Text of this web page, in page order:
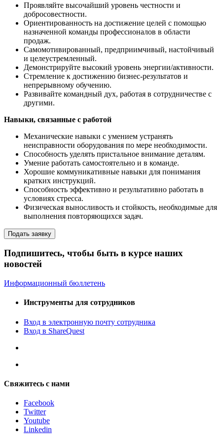
Проявляйте высочайший уровень честности и
добросовестности.
Ориентированность на достижение целей с помощью
назначенной команды профессионалов в области
продаж.
Самомотивированный, предприимчивый, настойчивый
и целеустремленный.
Демонстрируйте высокий уровень энергии/активности.
Стремление к достижению бизнес-результатов и
непрерывному обучению.
Развивайте командный дух, работая в сотрудничестве с
другими.
Навыки, связанные с работой
Механические навыки с умением устранять
неисправности оборудования по мере необходимости.
Способность уделять пристальное внимание деталям.
Умение работать самостоятельно и в команде.
Хорошие коммуникативные навыки для понимания
кратких инструкций.
Способность эффективно и результативно работать в
условиях стресса.
Физическая выносливость и стойкость, необходимые для
выполнения повторяющихся задач.
Подать заявку
Подпишитесь, чтобы быть в курсе наших
новостей
Информационный бюллетень
Инструменты для сотрудников
Вход в электронную почту сотрудника
Вход в ShareQuest
Свяжитесь с нами
Facebook
Twitter
Youtube
Linkedin